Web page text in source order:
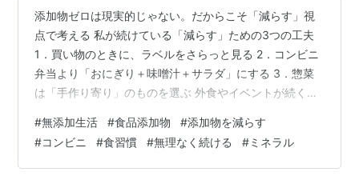
添加物ゼロは現実的じゃない。だからこそ「減らす」視
点で考える 私が続けている「減らす」ための3つの工夫
1．買い物のときに、ラベルをさらっと見る 2．コンビニ
弁当より「おにぎり＋味噌汁＋サラダ」にする 3．惣菜
は「手作り寄り」のものを選ぶ 外食やイベントが続く時
もの」から見直す 次に読んでほしい関連記事 お問い合わ
せ・ご相談について 添加物ゼロは現実的じゃない。だか
らこそ「減らす」視点で考える 「添加物は体に良くない
#無添加生活 #食品添加物 #添加物を減らす
#コンビニ #食習慣 #無理なく続ける #ミネラル